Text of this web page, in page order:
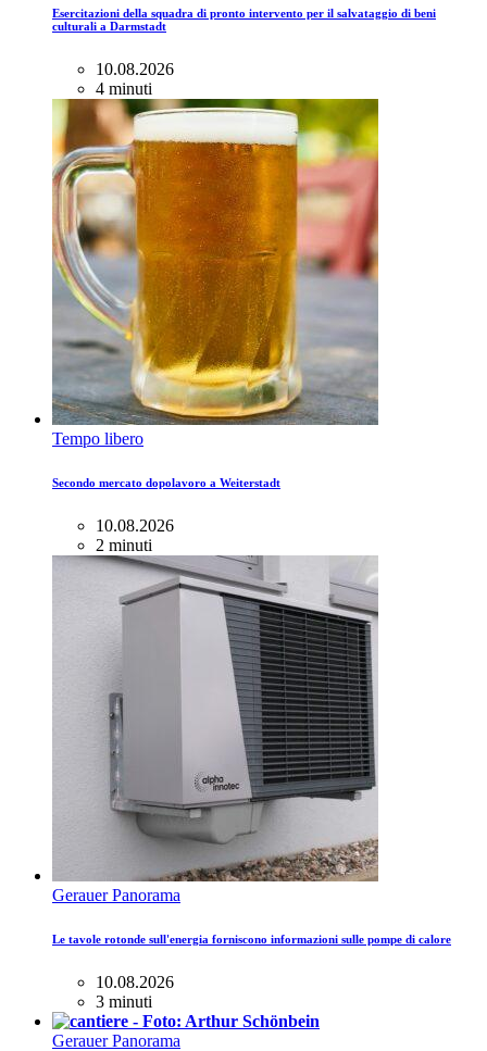
Esercitazioni della squadra di pronto intervento per il salvataggio di beni
culturali a Darmstadt
10.08.2026
4 minuti
Tempo libero
Secondo mercato dopolavoro a Weiterstadt
10.08.2026
2 minuti
Gerauer Panorama
Le tavole rotonde sull'energia forniscono informazioni sulle pompe di calore
10.08.2026
3 minuti
Gerauer Panorama